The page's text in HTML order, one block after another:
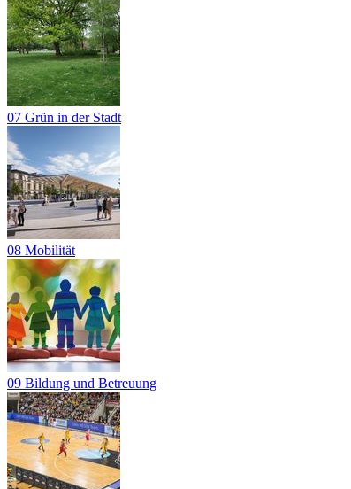
07 Grün in der Stadt
08 Mobilität
09 Bildung und Betreuung